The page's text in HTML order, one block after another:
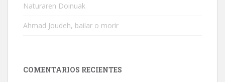
Naturaren Doinuak
Ahmad Joudeh, bailar o morir
COMENTARIOS RECIENTES